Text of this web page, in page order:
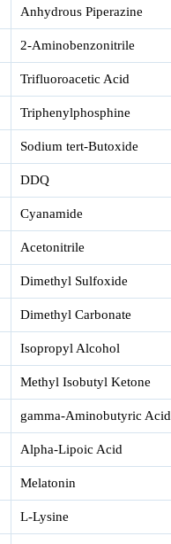
Anhydrous Piperazine
2-Aminobenzonitrile
Trifluoroacetic Acid
Triphenylphosphine
Sodium tert-Butoxide
DDQ
Cyanamide
Acetonitrile
Dimethyl Sulfoxide
Dimethyl Carbonate
Isopropyl Alcohol
Methyl Isobutyl Ketone
gamma-Aminobutyric Acid
Alpha-Lipoic Acid
Melatonin
L-Lysine